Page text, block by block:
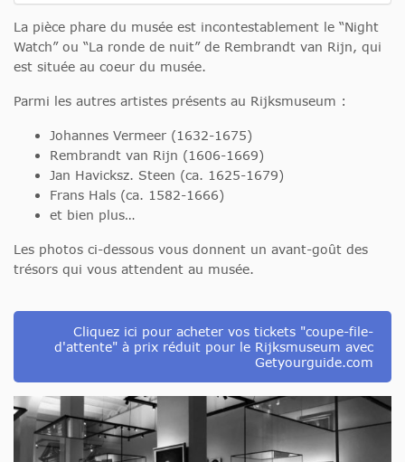
La pièce phare du musée est incontestablement le “Night
Watch” ou “La ronde de nuit” de Rembrandt van Rijn, qui
est située au coeur du musée.
Parmi les autres artistes présents au Rijksmuseum :
Johannes Vermeer (1632-1675)
Rembrandt van Rijn (1606-1669)
Jan Havicksz. Steen (ca. 1625-1679)
Frans Hals (ca. 1582-1666)
et bien plus…
Les photos ci-dessous vous donnent un avant-goût des
trésors qui vous attendent au musée.
Cliquez ici pour acheter vos tickets "coupe-file-
d'attente" à prix réduit pour le Rijksmuseum avec
Getyourguide.com